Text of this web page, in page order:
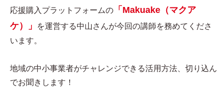
応援購入プラットフォームの 「Makuake（マクア
ケ）」
を運営する中山さんが今回の講師を務めてくださ
います。
地域の中小事業者がチャレンジできる活用方法、切り込ん
でお聞きします！